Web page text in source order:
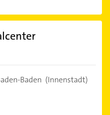
Baden (Innenstadt)